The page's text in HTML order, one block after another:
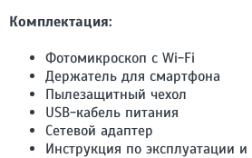
Комплектация:
Фотомикроскоп с Wi-Fi
Держатель для смартфона
Пылезащитный чехол
USB-кабель питания
Сетевой адаптер
Инструкция по эксплуатации